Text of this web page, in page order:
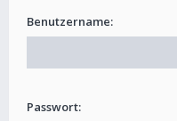
Benutzername:
Passwort: